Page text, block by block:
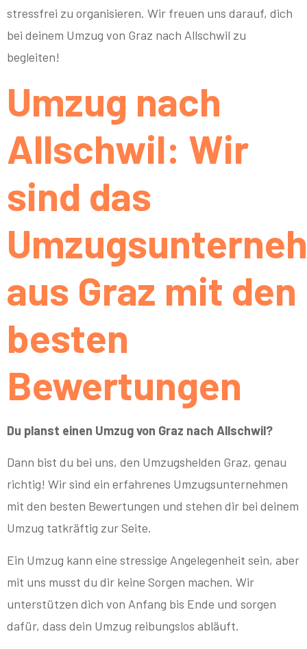
stressfrei zu organisieren. Wir freuen uns darauf, dich
bei deinem Umzug von Graz nach Allschwil zu
begleiten!
Umzug nach
Allschwil: Wir
sind das
aus Graz mit den
besten
Bewertungen
Du planst einen Umzug von Graz nach Allschwil?
Dann bist du bei uns, den Umzugshelden Graz, genau
richtig! Wir sind ein erfahrenes Umzugsunternehmen
mit den besten Bewertungen und stehen dir bei deinem
Umzug tatkräftig zur Seite.
Ein Umzug kann eine stressige Angelegenheit sein, aber
mit uns musst du dir keine Sorgen machen. Wir
unterstützen dich von Anfang bis Ende und sorgen
dafür, dass dein Umzug reibungslos abläuft.